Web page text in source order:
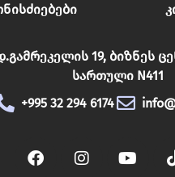
19, ბიზნეს
სართული N411
+995 32 294 6174